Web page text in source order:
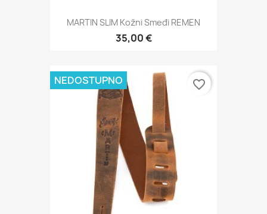
MARTIN SLIM Kožni Smeđi REMEN
35,00 €
NEDOSTUPNO favorite_border